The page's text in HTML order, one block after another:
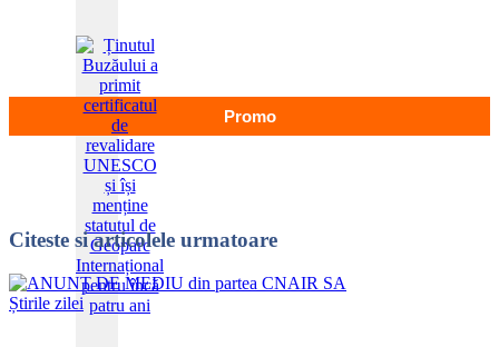
Promo
Citeste si articolele urmatoare
Știrile zilei